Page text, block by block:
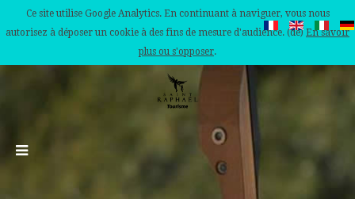
Ce site utilise Google Analytics. En continuant à naviguer, vous nous
autorisez à déposer un cookie à des fins de mesure d'audience. (de) En savoir
plus ou s'opposer.